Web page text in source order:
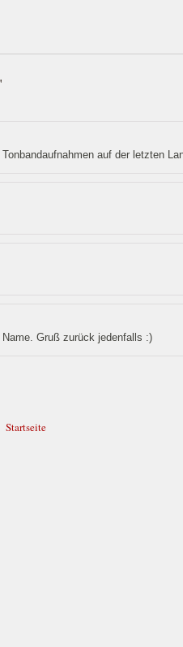
auf der letzten
Gruß zurück jedenfalls :)
Startseite